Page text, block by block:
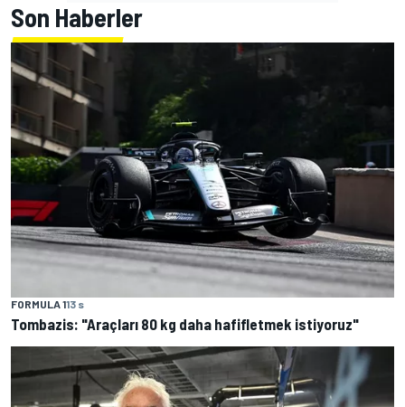
Son Haberler
FORMULA 113 s
Tombazis: "Araçları 80 kg daha hafifletmek istiyoruz"